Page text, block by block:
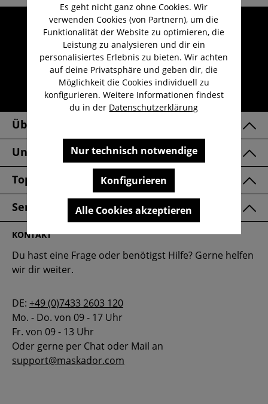
Umfangreicher Kundenservice
Kauf auf Rechnung
Kostenloser Versand ab 29,-€
Lieferzeit 1-3 Werktage
30 Tage kostenlose Retoure
Über Uns
Unsere Marken
Top Kategorien
Service & FAQ
KONTAKT
Du hast eine Frage oder benötigst Hilfe? Gerne helfen
wir dir weiter.
DE: +49 (0)7433 2603 120
Mo. - Do. von 09 - 17 Uhr
Fr. von 09 - 13 Uhr
Oder gerne per Chat oder Mail an
support@maskador.com
Es geht nicht ganz ohne Cookies. Wir
verwenden Cookies (von Partnern), um die
Funktionalität der Website zu optimieren, die
Leistung zu analysieren und dir ein
personalisiertes Erlebnis zu bieten. Wir achten
auf deine Privatsphäre und geben dir, die
Möglichkeit die Cookies individuell zu
konfigurieren. Weitere Informationen findest
du in der Datenschutzerklärung
Nur technisch notwendige
Konfigurieren
Alle Cookies akzeptieren